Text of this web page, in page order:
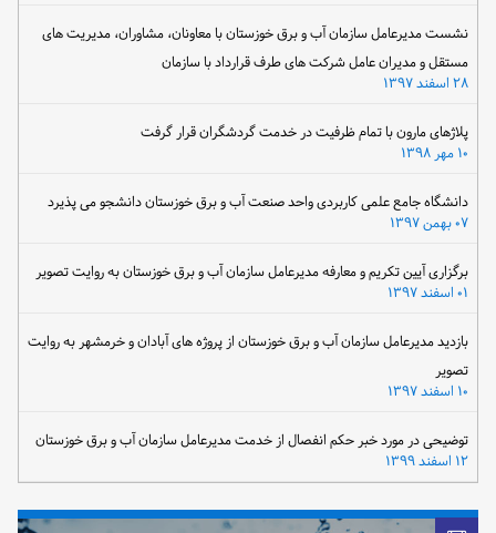
نشست مدیرعامل سازمان آب و برق خوزستان با معاونان، مشاوران، مدیریت های
مستقل و مدیران عامل شرکت های طرف قرارداد با سازمان
۲۸ اسفند ۱۳۹۷
پلاژهای مارون با تمام ظرفیت در خدمت گردشگران قرار گرفت
دانشگاه جامع علمی کاربردی واحد صنعت آب و برق خوزستان دانشجو می پذیرد
۰۷ بهمن ۱۳۹۷
برگزاری آیین تکریم و معارفه مدیرعامل سازمان آب و برق خوزستان به روایت تصویر
بازدید مدیرعامل سازمان آب و برق خوزستان از پروژه های آبادان و خرمشهر به روایت
تصویر
توضیحی در مورد خبر حکم انفصال از خدمت مدیرعامل سازمان آب و برق خوزستان
۱۲ اسفند ۱۳۹۹